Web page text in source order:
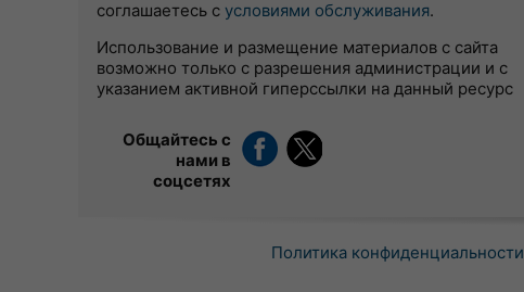
соглашаетесь с условиями обслуживания.
Использование и размещение материалов с сайта
возможно только с разрешения администрации и с
указанием активной гиперссылки на данный ресурс
Общайтесь с
нами в
соцсетях
Политика конфиденциальности